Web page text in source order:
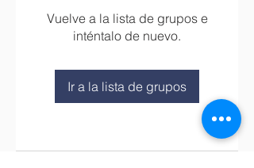
Vuelve a la lista de grupos e
inténtalo de nuevo.
Ir a la lista de grupos